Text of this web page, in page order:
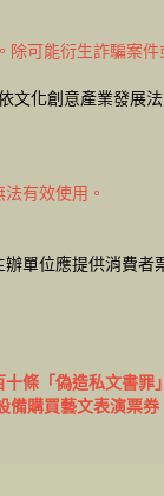
可能衍生詐騙案
文化創意產業發展
有效使用。
單位應提供消費
條「偽造私文書
購買藝文表演票